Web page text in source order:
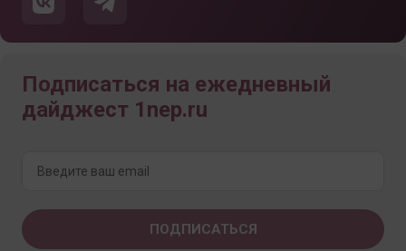
Подписаться на ежедневный
дайджест 1nep.ru